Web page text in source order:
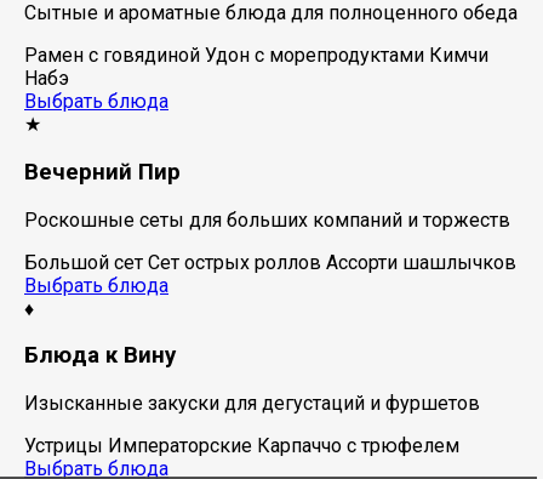
Сытные и ароматные блюда для полноценного обеда
Рамен с говядиной Удон с морепродуктами Кимчи
Набэ
Выбрать блюда
★
Вечерний Пир
Роскошные сеты для больших компаний и торжеств
Большой сет Сет острых роллов Ассорти шашлычков
Выбрать блюда
♦
Блюда к Вину
Изысканные закуски для дегустаций и фуршетов
Устрицы Императорские Карпаччо с трюфелем
Выбрать блюда